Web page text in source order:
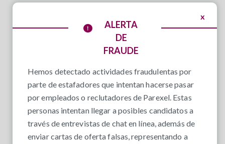
x
ALERTA
DE
FRAUDE
Hemos detectado actividades fraudulentas por
parte de estafadores que intentan hacerse pasar
por empleados o reclutadores de Parexel. Estas
personas intentan llegar a posibles candidatos a
través de entrevistas de chat en línea, además de
enviar cartas de oferta falsas, representando a